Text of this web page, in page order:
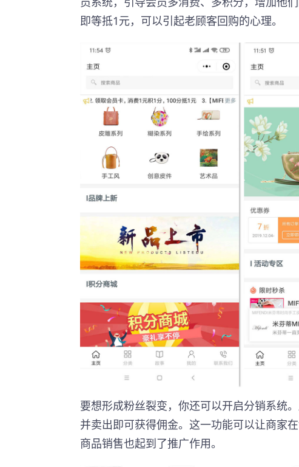
即等抵1元，可以引起老顾客回购的心理。
要想形成粉丝裂变，你还可以开启分销系统
并卖出即可获得佣金。这一功能可以让商家
商品销售也起到了推广作用。